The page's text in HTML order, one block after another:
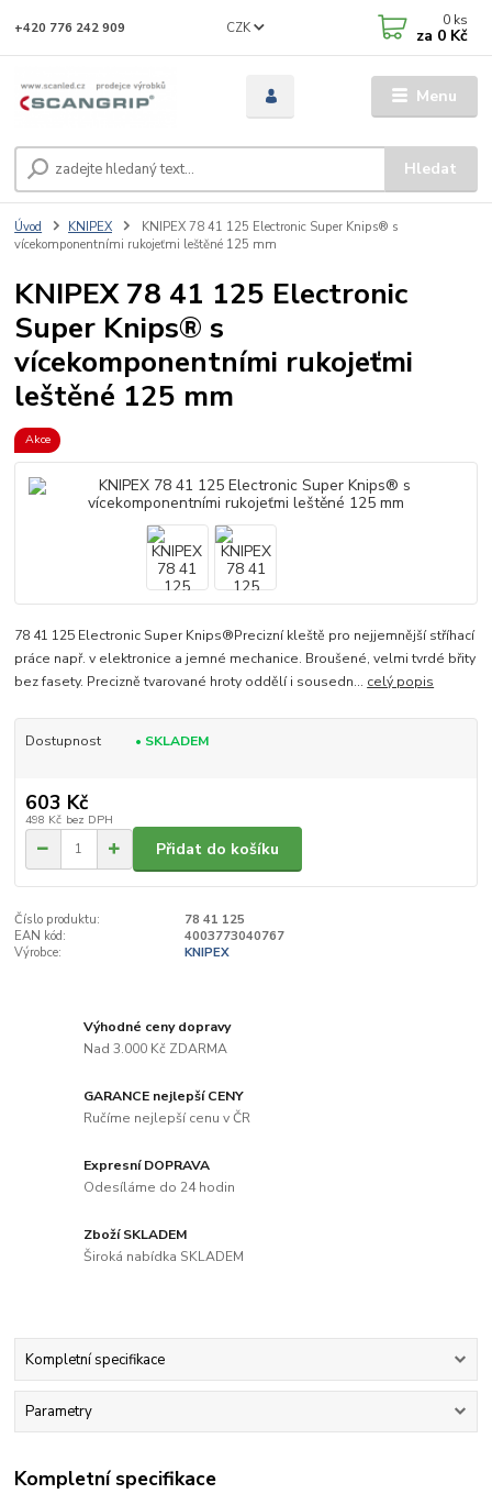
Menu
CZK
Hledat
+420 776 242 909 0 ks
za 0 Kč
Úvod KNIPEX
KNIPEX 78 41 125 Electronic Super Knips® s
vícekomponentními rukojeťmi leštěné 125 mm
KNIPEX 78 41 125 Electronic
Super Knips® s
vícekomponentními rukojeťmi
leštěné 125 mm
Akce
78 41 125 Electronic Super Knips®Precizní kleště pro nejjemnější stříhací
práce např. v elektronice a jemné mechanice. Broušené, velmi tvrdé břity
bez fasety. Precizně tvarované hroty oddělí i sousedn... celý popis
Dostupnost • SKLADEM
603 Kč
498 Kč bez DPH
Přidat do košíku
Číslo produktu:
78 41 125
EAN kód:
4003773040767
Výrobce:
KNIPEX
Výhodné ceny dopravy
Nad 3.000 Kč ZDARMA
GARANCE nejlepší CENY
Ručíme nejlepší cenu v ČR
Expresní DOPRAVA
Odesíláme do 24 hodin
Zboží SKLADEM
Široká nabídka SKLADEM
Kompletní specifikace
Parametry
Kompletní specifikace